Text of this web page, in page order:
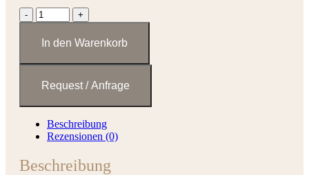
Kaffeeduft
Menge
In den Warenkorb
Beschreibung
Rezensionen (0)
Beschreibung